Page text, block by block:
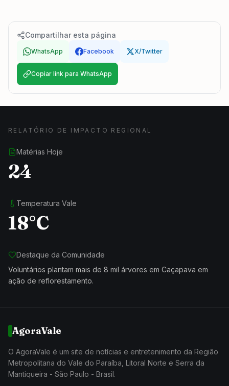
Compartilhar esta página
WhatsApp Facebook X/Twitter
Copiar link para WhatsApp
RELATÓRIO DE IMPACTO REGIONAL
Matérias Hoje
24
Temperatura Vale
18°C
Destaque da Comunidade
Voluntários plantam mais de 8 mil árvores em Caçapava em
ação de reflorestamento.
AgoraVale
O AgoraVale é um site de notícias e entretenimento da Região
Metropolitana do Vale do Paraíba, Litoral Norte e Serra da
Mantiqueira - São Paulo - Brasil.